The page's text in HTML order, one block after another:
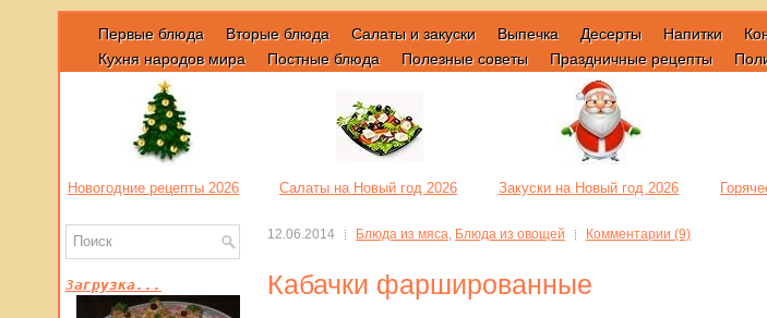
Первые блюда Вторые блюда Салаты и закуски Выпечка Десерты Напитки
Кухня народов мира
Постные блюда Полезные советы Праздничные рецепты
Новогодние рецепты 2026 Салаты на Новый год 2026 Закуски на Новый год 2026
12.06.2014 Блюда из мяса, Блюда из овощей Комментарии (9)
Кабачки фаршированные
Загрузка...